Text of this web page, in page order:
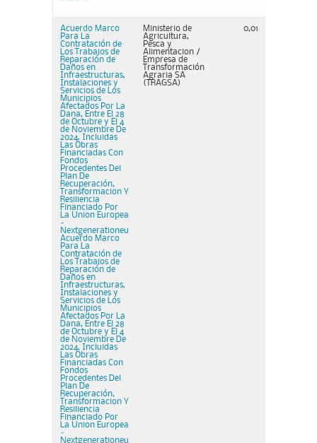
Acuerdo Marco
Para La
Contratación de
Los Trabajos de
Reparación de
Daños en
Infraestructuras,
Instalaciones y
Servicios de Los
Municipios
Afectados Por La
Dana, Entre El 28
de Octubre y El 4
de Noviembre De
2024, Incluidas
Las Obras
Financiadas Con
Fondos
Procedentes Del
Plan De
Recuperación,
Transformacion Y
Resiliencia
Financiado Por
La Union Europea
–
Nextgenerationeu
Acuerdo Marco
Para La
Contratación de
Los Trabajos de
Reparación de
Daños en
Infraestructuras,
Instalaciones y
Servicios de Los
Municipios
Afectados Por La
Dana, Entre El 28
de Octubre y El 4
de Noviembre De
2024, Incluidas
Las Obras
Financiadas Con
Fondos
Procedentes Del
Plan De
Recuperación,
Transformacion Y
Resiliencia
Financiado Por
La Union Europea
–
Nextgenerationeu
Ministerio de
Agricultura,
Pesca y
Alimentacion /
Empresa de
Transformación
Agraria SA
(TRAGSA)
0,01